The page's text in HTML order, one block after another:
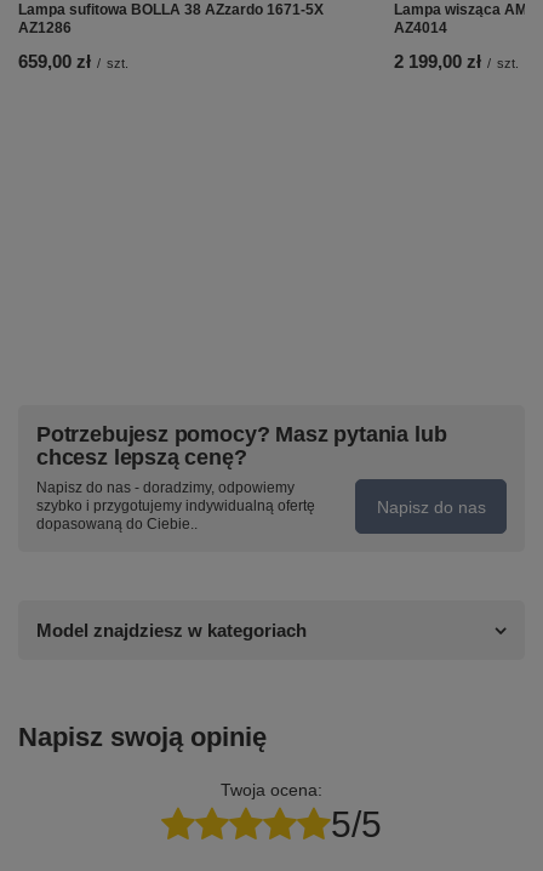
Lampa sufitowa BOLLA 38 AZzardo 1671-5X
AZ1286
659,00 zł / szt.
Lampa wisząca
AZ4014
2 199,00 zł / szt.
Potrzebujesz pomocy? Masz pytania lub
chcesz lepszą cenę?
Napisz do nas - doradzimy, odpowiemy
szybko i przygotujemy indywidualną ofertę
dopasowaną do Ciebie..
Napisz do nas
Model znajdziesz w kategoriach
Napisz swoją opinię
Twoja ocena:
5/5